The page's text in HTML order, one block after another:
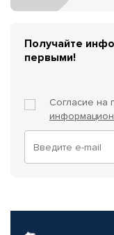
Получайте
первыми!
Согласие на